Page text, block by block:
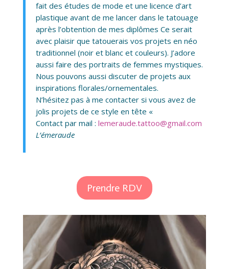
fait des études de mode et une licence d’art
plastique avant de me lancer dans le tatouage
après l’obtention de mes diplômes Ce serait
avec plaisir que tatouerais vos projets en néo
traditionnel (noir et blanc et couleurs). J’adore
aussi faire des portraits de femmes mystiques.
Nous pouvons aussi discuter de projets aux
inspirations florales/ornementales.
N’hésitez pas à me contacter si vous avez de
jolis projets de ce style en tête «
Contact par mail : lemeraude.tattoo@gmail.com
L’émeraude
Prendre RDV